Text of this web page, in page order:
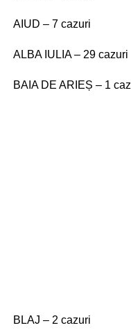
AIUD – 7 cazuri
ALBA IULIA – 29 cazuri
BAIA DE ARIEȘ – 1 caz
BLAJ – 2 cazuri